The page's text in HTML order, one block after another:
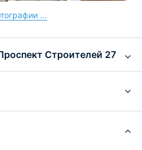
...
Строителей 27